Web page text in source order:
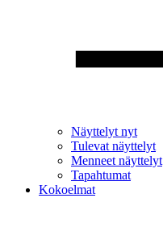
Näyttelyt nyt
Tulevat näyttelyt
Menneet näyttelyt
Tapahtumat
Kokoelmat